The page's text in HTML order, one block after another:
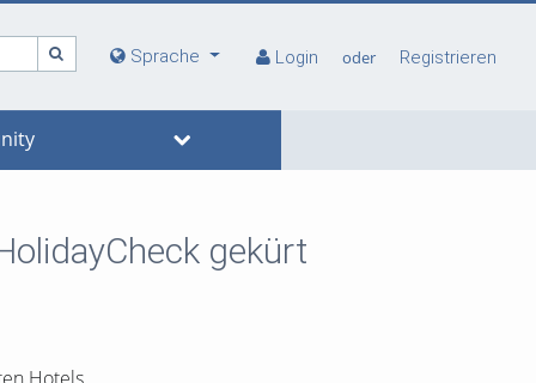
Sprache Login oder Registrieren
gekürt